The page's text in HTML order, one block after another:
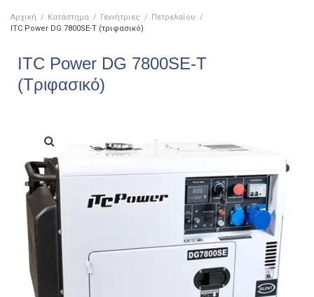
Αρχική / Κατάστημα / Γεννήτριες / Πετρελαίου /
ITC Power DG 7800SE-T (τριφασικό)
ITC Power DG 7800SE-T
(τριφασικό)